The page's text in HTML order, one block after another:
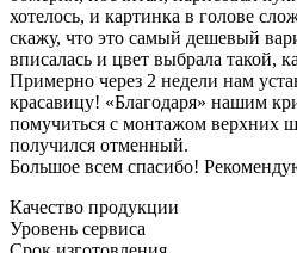
хотелось, и картинка в голове
скажу, что это самый дешевый
вписалась и цвет выбрала такой,
Примерно через 2 недели нам
красавицу! «Благодаря» нашим
помучиться с монтажом верхних
получился отменный.
Большое всем спасибо!
Качество продукции
Уровень сервиса